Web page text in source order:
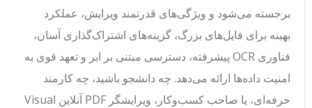
برجسته می‌شود و ویژگی‌های قدرتمند ویرایش، عملکرد
بهینه برای فایل‌های بزرگ، گزینه‌های اشتراک‌گذاری آسان،
فناوری OCR پیشرفته، دسترسی مبتنی بر ابر و تعهد قوی به
امنیت داده‌ها ارائه می‌دهد. چه دانشجو باشید، چه کارمند
حرفه‌ای، یا صاحب کسب‌وکار، ویرایشگر PDF آنلاین Visual